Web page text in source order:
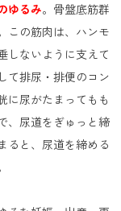
ゆるみ。骨盤底筋群
この筋肉は、ハンモ
しないように支えて
て排尿・排便のコン
に尿がたまってもも
、尿道をぎゅっと締
ると、尿道を締める